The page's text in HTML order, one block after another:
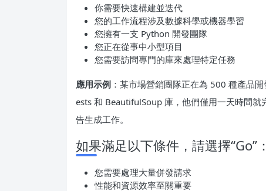
你需要快速構建並迭代
您的工作流程涉及數據科學或機器學習
您擁有一支 Python 開發團隊
您正在從事中小型項目
您需要訪問專門的庫來處理特定任務
應用示例 ：某市場營銷團隊正在為 500 種產品
ests 和 BeautifulSoup 庫，他們僅用一天時間
告生成工作。
如果滿足以下條件，請選擇“Go”：
您需要處理大量併發請求
性能和資源效率至關重要